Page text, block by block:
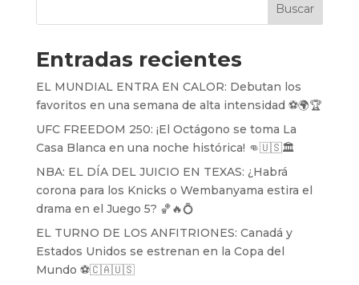
Buscar
Entradas recientes
EL MUNDIAL ENTRA EN CALOR: Debutan los
favoritos en una semana de alta intensidad ⚽️🌍🏆
UFC FREEDOM 250: ¡El Octágono se toma La
Casa Blanca en una noche histórica! 👊🇺🇸🏛️
NBA: EL DÍA DEL JUICIO EN TEXAS: ¿Habrá
corona para los Knicks o Wembanyama estira el
drama en el Juego 5? 🏀🔥💍
EL TURNO DE LOS ANFITRIONES: Canadá y
Estados Unidos se estrenan en la Copa del
Mundo ⚽️🇨🇦🇺🇸